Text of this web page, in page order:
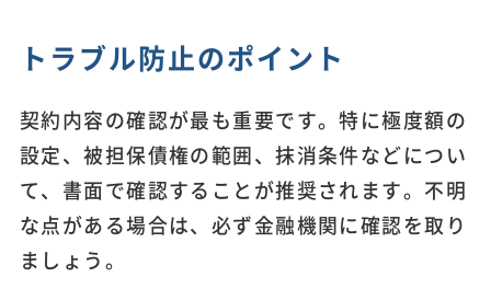
トラブル防止のポイント
契約内容の確認が最も重要です。特に極度額の
設定、被担保債権の範囲、抹消条件などについ
て、書面で確認することが推奨されます。不明
な点がある場合は、必ず金融機関に確認を取り
ましょう。